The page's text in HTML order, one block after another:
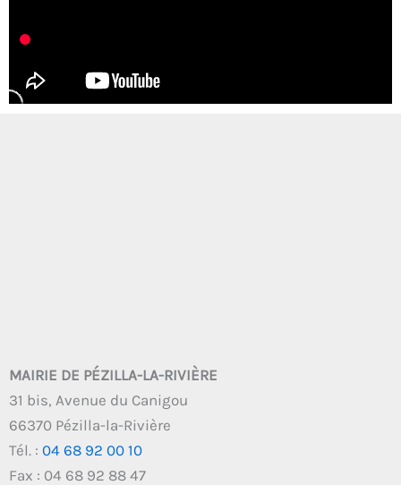
MAIRIE DE PÉZILLA-LA-RIVIÈRE
31 bis, Avenue du Canigou
66370 Pézilla-la-Rivière
Tél. : 04 68 92 00 10
Fax : 04 68 92 88 47